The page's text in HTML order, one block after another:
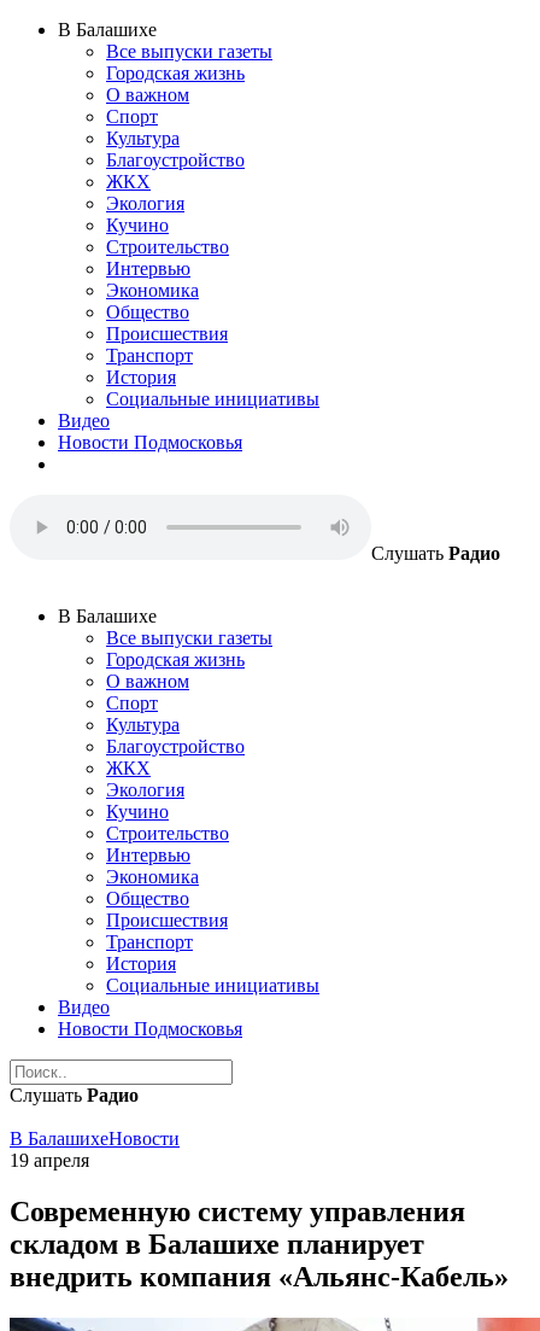
В Балашихе
Все выпуски газеты
Городская жизнь
О важном
Спорт
Культура
Благоустройство
ЖКХ
Экология
Кучино
Строительство
Интервью
Экономика
Общество
Происшествия
Транспорт
История
Социальные инициативы
Видео
Новости Подмосковья
Слушать Радио
В Балашихе
Все выпуски газеты
Городская жизнь
О важном
Спорт
Культура
Благоустройство
ЖКХ
Экология
Кучино
Строительство
Интервью
Экономика
Общество
Происшествия
Транспорт
История
Социальные инициативы
Видео
Новости Подмосковья
Слушать Радио
В БалашихеНовости
19 апреля
Современную систему управления
складом в Балашихе планирует
внедрить компания «Альянс-Кабель»